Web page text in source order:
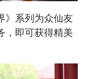
系列为众仙友
，即可获得精美